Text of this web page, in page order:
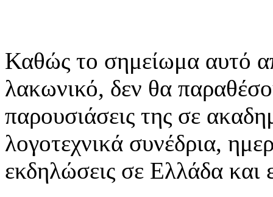
Καθώς το σημείωμα αυτό
λακωνικό, δεν θα
παρουσιάσεις της σε
λογοτεχνικά συνέδρια,
εκδηλώσεις σε Ελλάδα και